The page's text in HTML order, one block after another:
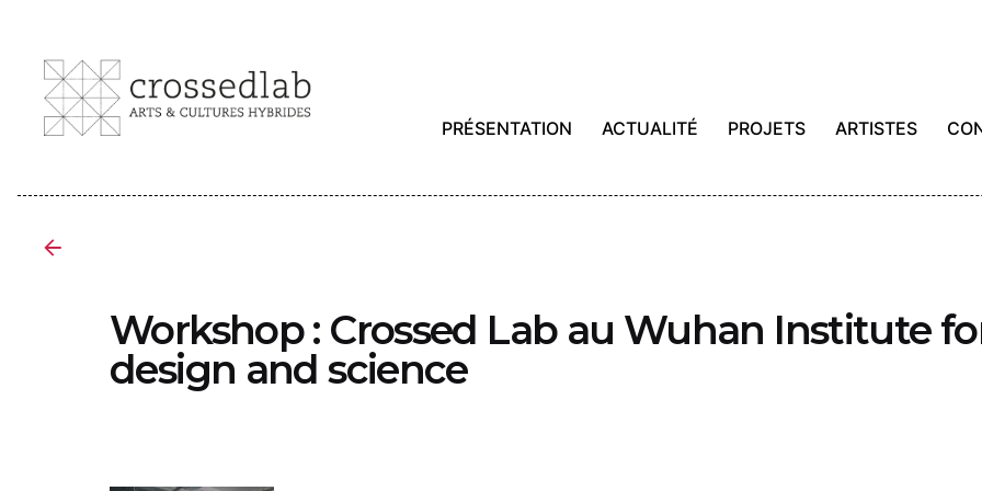
content
PRÉSENTATION ACTUALITÉ PROJETS ARTISTES
Workshop : Crossed Lab au Wuhan Institute
design and science